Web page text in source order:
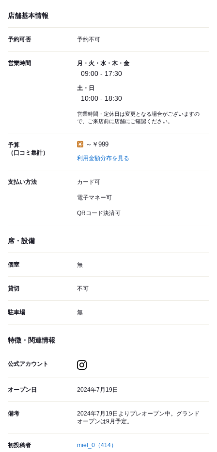
店舗基本情報
予約可否 予約不可
営業時間 月・火・水・木・金
09:00 - 17:30
土・日
10:00 - 18:30
営業時間・定休日は変更となる場合がございますの
で、ご来店前に店舗にご確認ください。
予算
（口コミ集計）
～￥999
利用金額分布を見る
支払い方法 カード可
電子マネー可
QRコード決済可
席・設備
個室 無
貸切 不可
駐車場 無
特徴・関連情報
公式アカウント
オープン日 2024年7月19日
備考
2024年7月19日よりプレオープン中。グランド
オープンは9月予定。
初投稿者 miel_0 （414）